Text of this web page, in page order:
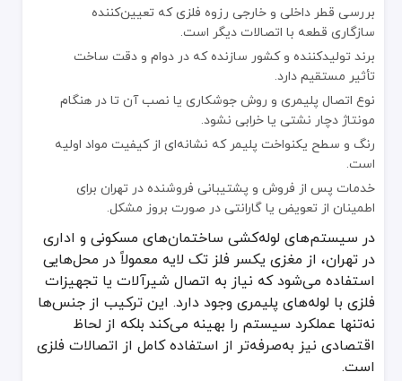
بررسی قطر داخلی و خارجی رزوه فلزی که تعیین‌کننده
سازگاری قطعه با اتصالات دیگر است.
برند تولیدکننده و کشور سازنده که در دوام و دقت ساخت
تأثیر مستقیم دارد.
نوع اتصال پلیمری و روش جوشکاری یا نصب آن تا در هنگام
مونتاژ دچار نشتی یا خرابی نشود.
رنگ و سطح یکنواخت پلیمر که نشانه‌ای از کیفیت مواد اولیه
است.
خدمات پس از فروش و پشتیبانی فروشنده در تهران برای
اطمینان از تعویض یا گارانتی در صورت بروز مشکل.
در سیستم‌های لوله‌کشی ساختمان‌های مسکونی و اداری
در تهران، از مغزی یکسر فلز تک لایه معمولاً در محل‌هایی
استفاده می‌شود که نیاز به اتصال شیرآلات یا تجهیزات
فلزی با لوله‌های پلیمری وجود دارد. این ترکیب از جنس‌ها
نه‌تنها عملکرد سیستم را بهینه می‌کند بلکه از لحاظ
اقتصادی نیز به‌صرفه‌تر از استفاده کامل از اتصالات فلزی
است.